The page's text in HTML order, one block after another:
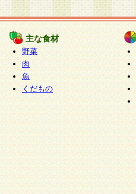
主な食材
野菜
肉
魚
くだもの